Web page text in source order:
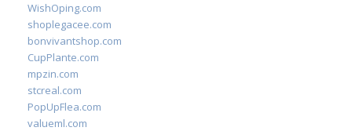
WishOping.com
shoplegacee.com
bonvivantshop.com
CupPlante.com
mpzin.com
stcreal.com
PopUpFlea.com
valueml.com